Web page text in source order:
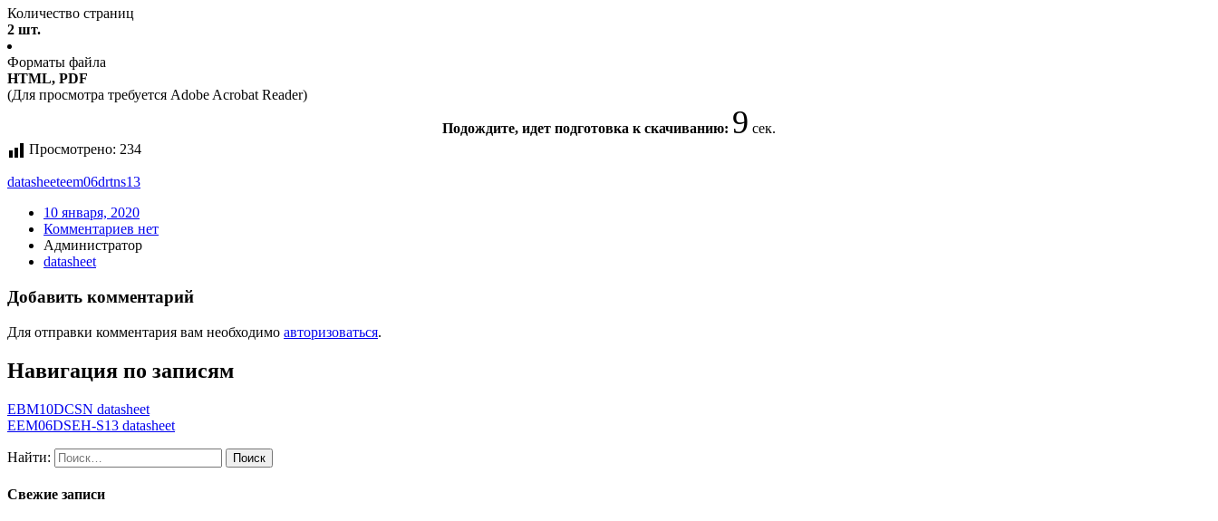
Количество страниц
2 шт.
Форматы файла
HTML, PDF
(Для просмотра требуется Adobe Acrobat Reader)
Подождите, идет подготовка к скачиванию: 8 сек.
Просмотрено: 234
datasheeteem06drtns13
10 января, 2020
Комментариев нет
Администратор
datasheet
Добавить комментарий
Для отправки комментария вам необходимо авторизоваться.
Навигация по записям
EBM10DCSN datasheet
EEM06DSEH-S13 datasheet
Найти:
Свежие записи